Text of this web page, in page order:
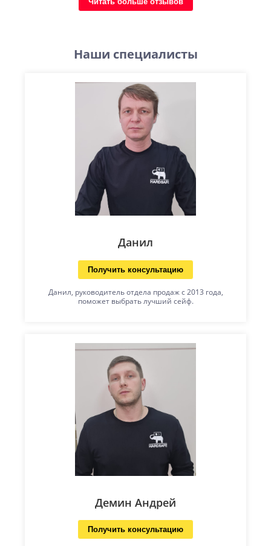
Наши специалисты
Данил
Получить консультацию
Данил, руководитель отдела продаж с 2013 года,
поможет выбрать лучший сейф.
Демин Андрей
Получить консультацию